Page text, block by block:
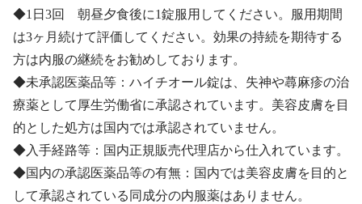
◆1日3回 朝昼夕食後に1錠服用してください。服用期間
は3ヶ月続けて評価してください。効果の持続を期待する
方は内服の継続をお勧めしております。
◆未承認医薬品等：ハイチオール錠は、失神や蕁麻疹の治
療薬として厚生労働省に承認されています。美容皮膚を目
的とした処方は国内では承認されていません。
◆入手経路等：国内正規販売代理店から仕入れています。
◆国内の承認医薬品等の有無：国内では美容皮膚を目的と
して承認されている同成分の内服薬はありません。